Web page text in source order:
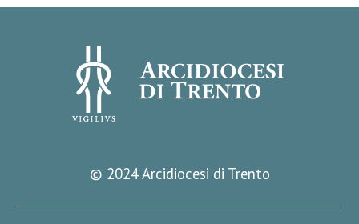
© 2024 Arcidiocesi di Trento